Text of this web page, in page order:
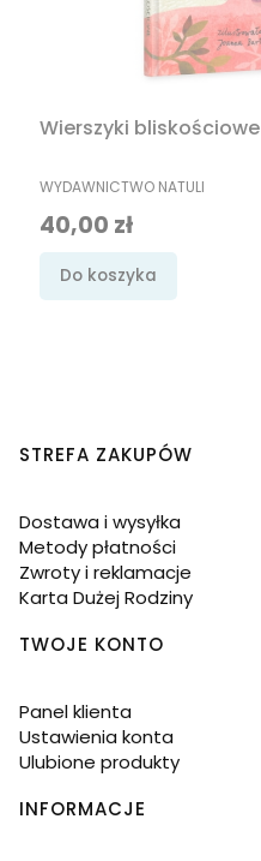
Wierszyki bliskościowe
PRODUCENT
WYDAWNICTWO NATULI
Cena
40,00 zł
Do koszyka
Linki w stopce
STREFA ZAKUPÓW
Dostawa i wysyłka
Metody płatności
Zwroty i reklamacje
Karta Dużej Rodziny
TWOJE KONTO
Panel klienta
Ustawienia konta
Ulubione produkty
INFORMACJE